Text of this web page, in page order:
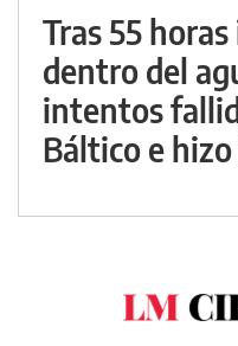
Tras 55
dentro del
intentos
Báltico e